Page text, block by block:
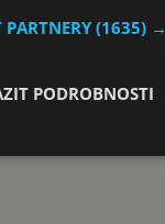
(1635) →
PODROBNOSTI